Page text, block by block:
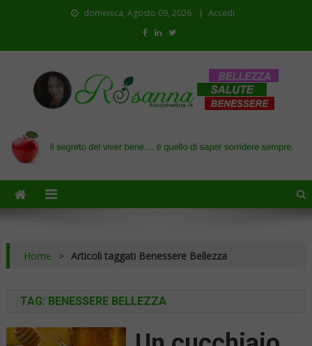
domenica, Agosto 09, 2026 Accedi
Il blog di Rosanna
Home > Articoli taggati Benessere Bellezza
TAG: BENESSERE BELLEZZA